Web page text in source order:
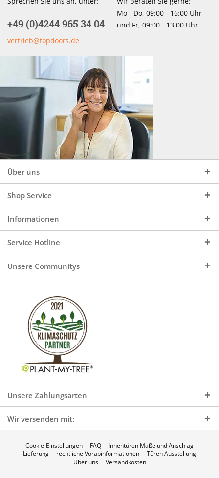
+49 (0)4244 965 34 04
vertrieb@topdoors.de
Mo - Do, 09:00 - 16:00 Uhr
und Fr, 09:00 - 13:00 Uhr
Über uns
Shop Service
Informationen
Service Hotline
Unsere Communitys
Unsere Zahlungsarten
Wir versenden mit:
Cookie-Einstellungen FAQ
Innentüren Maße und Anschlag
Lieferung
rechtliche Vorabinformationen
Türen Ausstellung
Über uns
Versandkosten